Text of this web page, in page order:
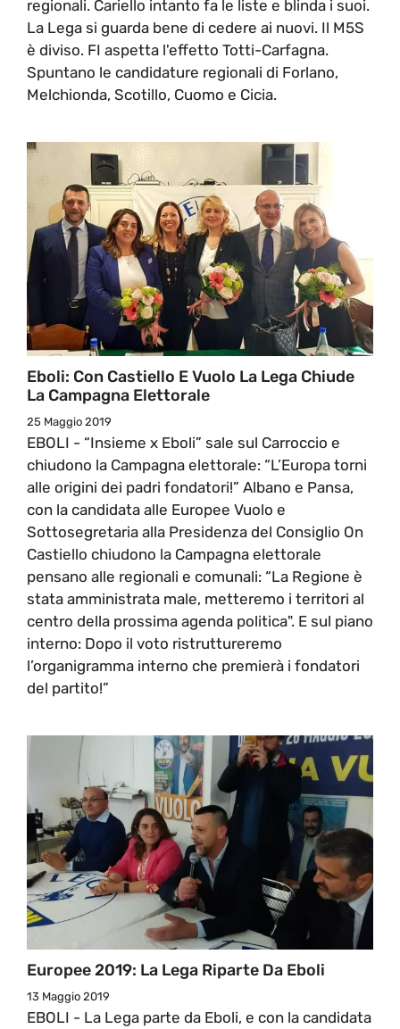
regionali. Cariello intanto fa le liste e blinda i suoi.
La Lega si guarda bene di cedere ai nuovi. Il M5S
è diviso. FI aspetta l'effetto Totti-Carfagna.
Spuntano le candidature regionali di Forlano,
Melchionda, Scotillo, Cuomo e Cicia.
Eboli: Con Castiello E Vuolo La Lega Chiude
La Campagna Elettorale
25 Maggio 2019
EBOLI - “Insieme x Eboli” sale sul Carroccio e
chiudono la Campagna elettorale: “L’Europa torni
alle origini dei padri fondatori!” Albano e Pansa,
con la candidata alle Europee Vuolo e
Sottosegretaria alla Presidenza del Consiglio On
Castiello chiudono la Campagna elettorale
pensano alle regionali e comunali: “La Regione è
stata amministrata male, metteremo i territori al
centro della prossima agenda politica". E sul piano
interno: Dopo il voto ristruttureremo
l’organigramma interno che premierà i fondatori
del partito!”
Europee 2019: La Lega Riparte Da Eboli
13 Maggio 2019
EBOLI - La Lega parte da Eboli, e con la candidata